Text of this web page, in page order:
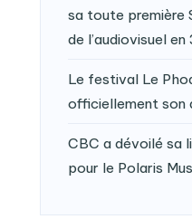
sa toute première
de l’audiovisuel en
Le festival Le
officiellement son
CBC a dévoilé sa
pour le Polaris